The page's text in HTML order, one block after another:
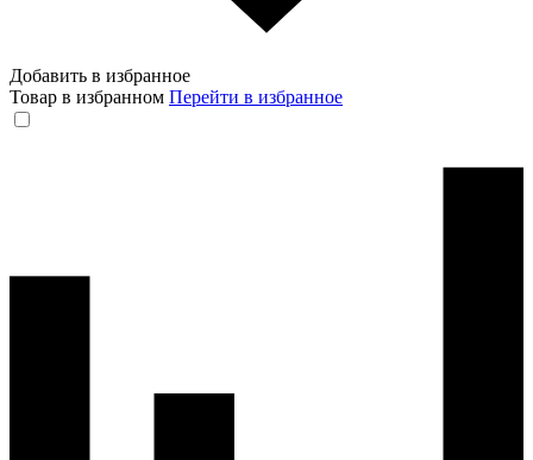
Добавить в избранное
Товар в избранном Перейти в избранное